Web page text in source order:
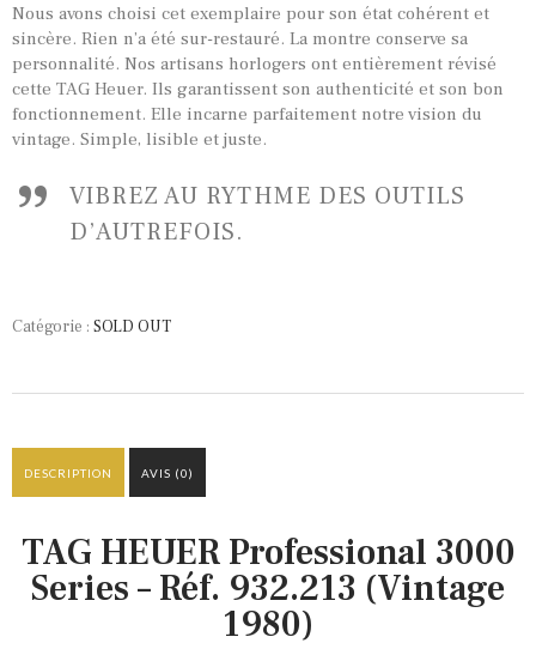
Nous avons choisi cet exemplaire pour son état cohérent et
sincère. Rien n’a été sur-restauré. La montre conserve sa
personnalité. Nos artisans horlogers ont entièrement révisé
cette TAG Heuer. Ils garantissent son authenticité et son bon
fonctionnement. Elle incarne parfaitement notre vision du
vintage. Simple, lisible et juste.
VIBREZ AU RYTHME DES OUTILS
D’AUTREFOIS.
Catégorie : SOLD OUT
DESCRIPTION AVIS (0)
TAG HEUER Professional 3000
Series – Réf. 932.213 (Vintage
1980)